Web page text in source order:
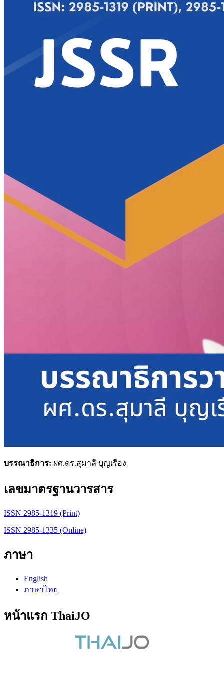
บรรณาธิการ: ผศ.ดร.สุมาลี บุญเรือง
เลขมาตรฐานวารสาร
ISSN 2985-1319 (Print)
ISSN 2985-1335 (Online)
ภาษา
English
ภาษาไทย
หน้าแรก ThaiJO